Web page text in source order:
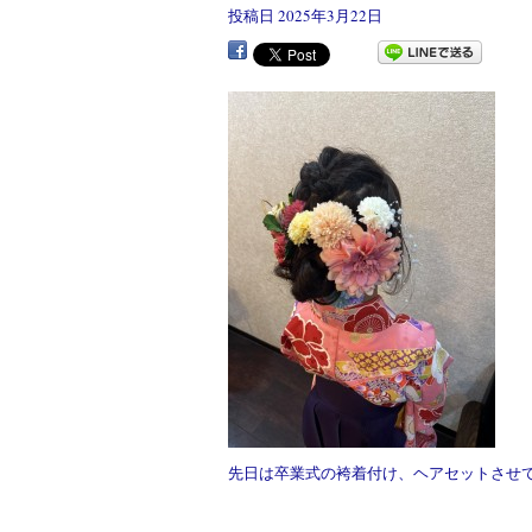
投稿日 2025年3月22日
先日は卒業式の袴着付け、ヘアセットさせ